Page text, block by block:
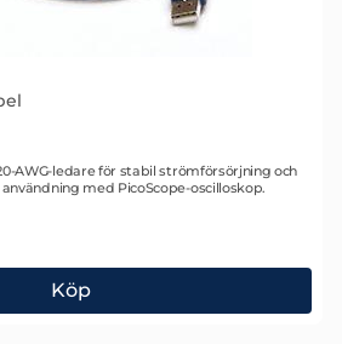
AWG-ledare för stabil strömförsörjning och
med PicoScope-oscilloskop.
Köp
TA207 USB Kabel